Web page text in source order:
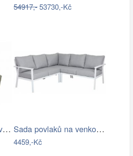
54917,-53730,-Kč
DEOKORK Ratanová variabilní sestava… Sada povlaků na venkovní polštáře…
4459,-Kč